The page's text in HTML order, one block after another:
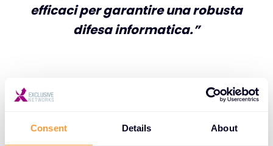
Consent Details About
efficaci per garantire una robusta
difesa informatica.”
Per maggiori informazioni sull’offerta formativa di
networks.com/it-IT/